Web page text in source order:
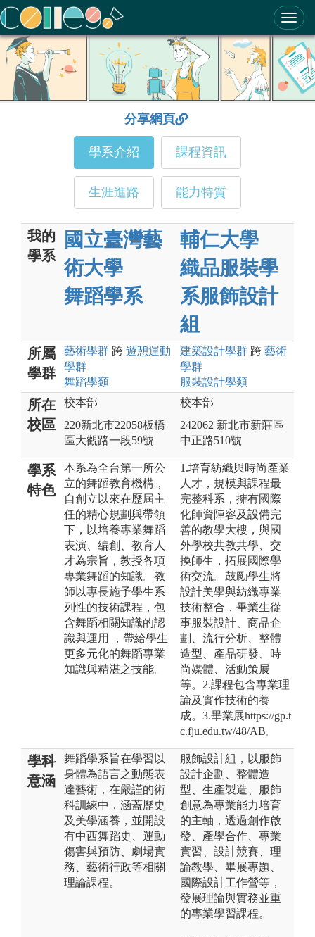
ColleGo! 大學選才與高中育才輔助系統
分享網頁
學系介紹 課程資訊
生涯進路 能力特質
我的
學系
國立臺灣藝
術大學
舞蹈學系
輔仁大學
織品服裝學
系服飾設計
組
所屬
學群
藝術學群 跨 遊憩運動
學群
舞蹈學類
建築設計學群 跨 藝術
學群
服裝設計學類
所在
校區
校本部
220新北市22058板橋
區大觀路一段59號
校本部
242062 新北市新莊區
中正路510號
學系
特色
本系為全台第一所公
立的舞蹈教育機構，
自創立以來在歷屆主
任的精心規劃與帶領
下，以培養專業舞蹈
表演、編創、教育人
才為宗旨，教授各項
專業舞蹈的知識。教
師以專長施予學生系
列性的技術課程，包
含舞蹈相關知識的認
識與運用 ，帶給學生
更多元化的舞蹈專業
知識與精湛之技能。
1.培育紡織與時尚產業
人才，規模與課程最
完整科系，擁有國際
化師資陣容及設備完
善的教學大樓，與國
外學校共教共學、交
換師生，拓展國際學
術交流。鼓勵學生將
設計美學與紡織專業
技術整合，畢業生從
事服裝設計、商品企
劃、流行分析、整體
造型、產品研發、時
尚媒體、活動策展
等。2.課程包含專業理
論及實作技術的養
成。3.畢業展https://gp.t
c.fju.edu.tw/48/AB。
學科
意涵
舞蹈學系旨在學習以
身體為語言之動態表
達藝術，在嚴謹的術
科訓練中，涵蓋歷史
及美學涵養，並開設
有中西舞蹈史、運動
傷害與預防、劇場實
務、藝術行政等相關
理論課程。
服飾設計組，以服飾
設計企劃、整體造
型、生產製造、服飾
創意為專業能力培育
的主軸，透過創作啟
發、產學合作、專業
實習、設計競賽、理
論教學、畢展專題、
國際設計工作營等，
發展理論與實務並重
的專業學習課程。